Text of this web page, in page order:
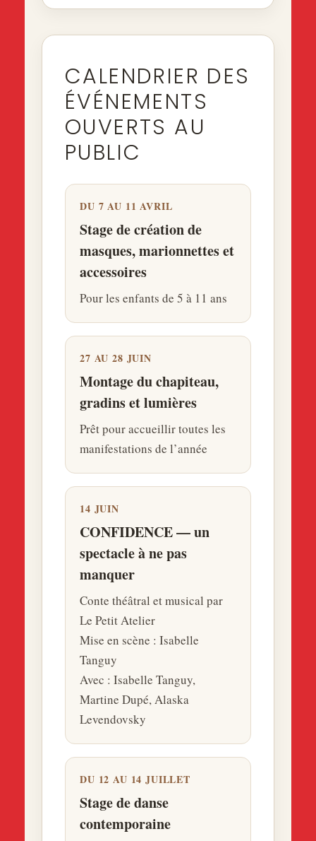
CALENDRIER DES
ÉVÉNEMENTS
OUVERTS AU
PUBLIC
DU 7 AU 11 AVRIL
Stage de création de
masques, marionnettes et
accessoires
Pour les enfants de 5 à 11 ans
27 AU 28 JUIN
Montage du chapiteau,
gradins et lumières
Prêt pour accueillir toutes les
manifestations de l’année
14 JUIN
CONFIDENCE — un
spectacle à ne pas
manquer
Conte théâtral et musical par
Le Petit Atelier
Mise en scène : Isabelle
Tanguy
Avec : Isabelle Tanguy,
Martine Dupé, Alaska
Levendovsky
DU 12 AU 14 JUILLET
Stage de danse
contemporaine